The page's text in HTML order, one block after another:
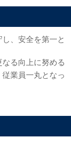
、安全を第一と
る向上に努める
業員一丸となっ